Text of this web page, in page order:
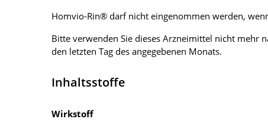
Homvio-Rin® darf nicht eingenommen werden,
Bitte verwenden Sie dieses Arzneimittel nicht mehr
den letzten Tag des angegebenen Monats.
Inhaltsstoffe
Wirkstoff